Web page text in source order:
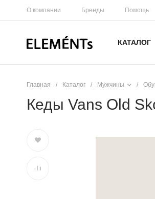
О компании Бренды Помощь
КАТАЛОГ
Главная / Каталог / Мужчины /
Кеды Vans Old